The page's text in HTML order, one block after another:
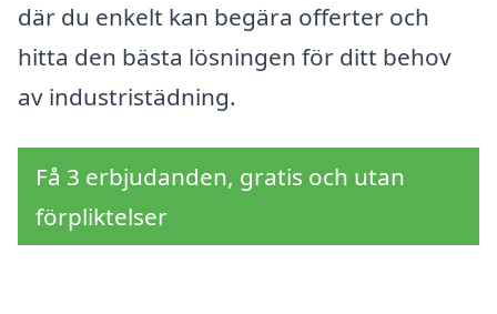
där du enkelt kan begära offerter och
hitta den bästa lösningen för ditt behov
av industristädning.
Få 3 erbjudanden, gratis och utan
förpliktelser